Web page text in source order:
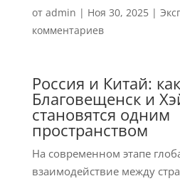
от admin | Ноя 30, 2025|
комментариев
Россия и Китай: как
Благовещенск и
становятся одним
пространством
На современном этапе
взаимодействие между